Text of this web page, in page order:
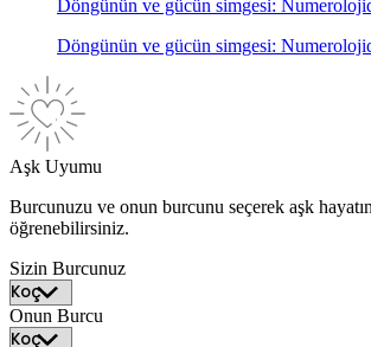
Döngünün ve gücün simgesi:
Döngünün ve gücün simgesi:
Aşk Uyumu
Burcunuzu ve onun burcunu seçerek aşk
öğrenebilirsiniz.
Sizin Burcunuz
Onun Burcu